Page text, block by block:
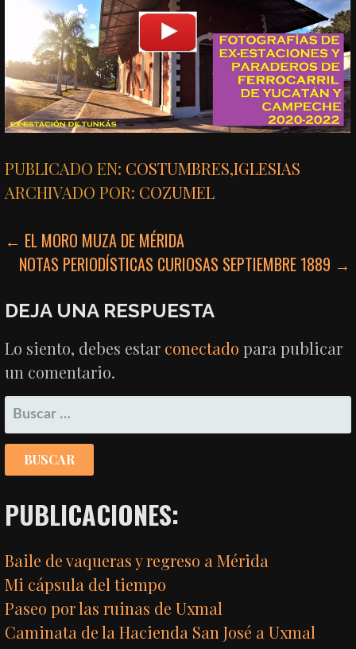
PUBLICADO EN: COSTUMBRES,IGLESIAS
ARCHIVADO POR: COZUMEL
NAVEGACIÓN
DE
ENTRADAS
← EL MORO MUZA DE MÉRIDA
NOTAS PERIODÍSTICAS CURIOSAS SEPTIEMBRE 1889 →
DEJA UNA RESPUESTA
Lo siento, debes estar conectado para publicar
un comentario.
BUSCAR:
PUBLICACIONES:
Baile de vaqueras y regreso a Mérida
Mi cápsula del tiempo
Paseo por las ruinas de Uxmal
Caminata de la Hacienda San José a Uxmal